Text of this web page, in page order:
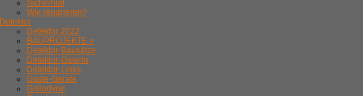
Sicherheit
Wie reparieren?
Detektor
Detektor 2022
BAUPROJEKTE >
Detektor-Bausätze
Detektor-Galerie
Detektor-Links
Gäste-Geräte
Gollodyne